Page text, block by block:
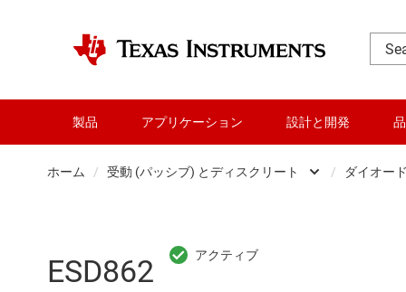
製品 アプリケーション 設計と開発
ホーム / 受動 (パッシブ) とディスクリート
RF とマイクロ波
/ ダイオー
ESD862